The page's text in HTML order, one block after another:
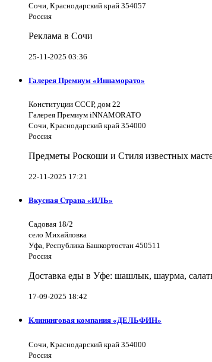
Сочи, Краснодарский край 354057
Россия
Реклама в Сочи
25-11-2025 03:36
Галерея Премиум «Иннаморато»
Конституции СССР, дом 22
Галерея Премиум iNNAMORATO
Сочи, Краснодарский край 354000
Россия
Предметы Роскоши и Стиля известных
22-11-2025 17:21
Вкусная Страна «ИЛЬ»
Садовая 18/2
село Михайловка
Уфа, Республика Башкортостан 450511
Россия
Доставка еды в Уфе: шашлык, шаурма,
17-09-2025 18:42
Клининговая компания «ДЕЛЬФИН»
Сочи, Краснодарский край 354000
Россия